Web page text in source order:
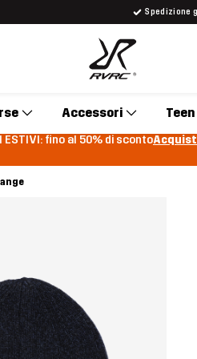
Spedizione
Accessori Teen
ESTIVI: fino al 50% di sconto